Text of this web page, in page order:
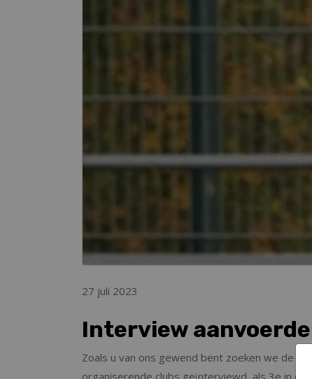
27 juli 2023
Interview
Zoals u van ons gewend bent zoeken we de
organiserende clubs geïnterviewd, als 3e in de